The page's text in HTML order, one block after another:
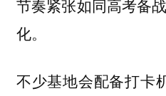
节奏紧张如同高考备
化。
不少基地会配备打卡